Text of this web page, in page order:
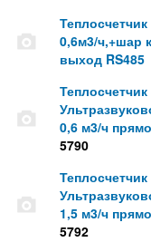
0,6м3/ч,+шар
выход RS485
Теплосчетчик
0,6 м3/ч
5790
Теплосчетчик
1,5 м3/ч
5792